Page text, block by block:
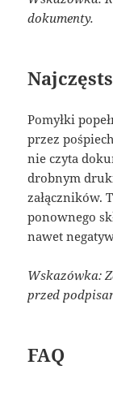
dokumenty.
Pomyłki
przez
nie czyta
drobnym
załączników.
ponownego
nawet
Wskazówka:
przed
FAQ